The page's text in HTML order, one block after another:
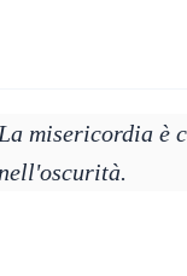
misericordia è